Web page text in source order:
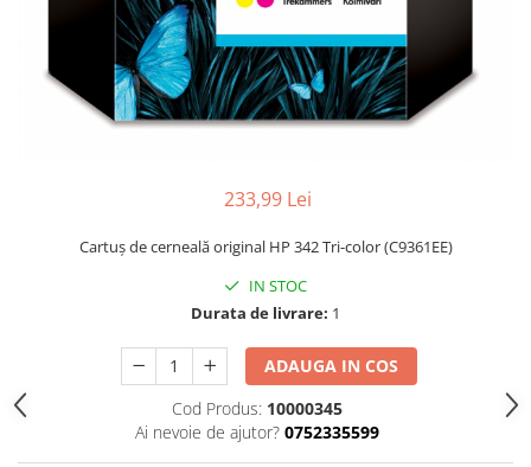
233,99 Lei
Cartuş de cerneală original HP 342 Tri-color (C9361EE)
IN STOC
Durata de livrare: 1
ADAUGA IN COS
Cod Produs: 10000345
Ai nevoie de ajutor? 0752335599